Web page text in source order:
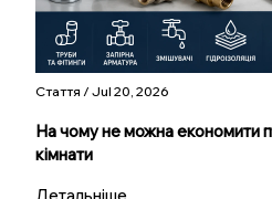
Стаття / Jul 20, 2026
На чому не можна економити
кімнати
Детальніше